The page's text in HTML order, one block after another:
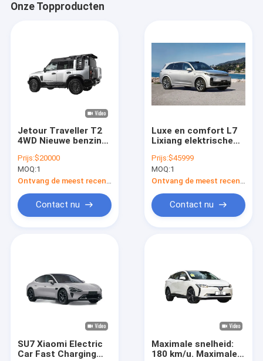
Onze Topproducten
Jetour Traveller T2
4WD Nieuwe benzine
Prijs:$20000
MOQ:1
Contact nu
Luxe en comfort L7
Lixiang elektrische
massagesitjes en
meer
Prijs:$45999
MOQ:1
Contact nu
SU7 Xiaomi Electric
Car Fast Charging
Maximale snelheid:
180 km/u. Maximale